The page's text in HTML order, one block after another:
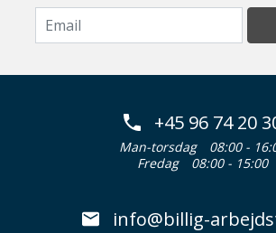
+45 96 74 20
Man-torsdag
08:00 -
Fredag
08:00 - 15:00
info@billig-